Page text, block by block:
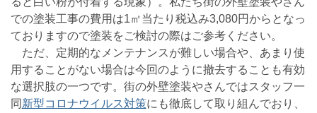
での塗装工事の費用は1㎡当たり税込み3,080円からとなっ
ておりますので塗装をご検討の際はご参考ください。
ただ、定期的なメンテナンスが難しい場合や、あまり使
用することがない場合は今回のように撤去することも有効
な選択肢の一つです。街の外壁塗装やさんではスタッフ一
同 新型コロナウイルス対策にも徹底して取り組んでおり、